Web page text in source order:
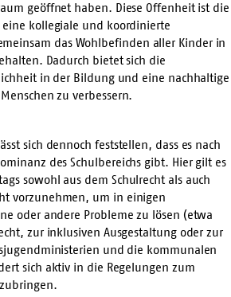
geöffnet haben. Diese Offenheit ist die
eine kollegiale und koordinierte
das Wohlbefinden aller Kinder in
Dadurch bietet sich die
in der Bildung und eine nachhaltige
zu verbessern.
sich dennoch feststellen, dass es nach
des Schulbereichs gibt. Hier gilt es
sowohl aus dem Schulrecht als auch
vorzunehmen, um in einigen
oder andere Probleme zu lösen (etwa
zur inklusiven Ausgestaltung oder zur
und die kommunalen
sich aktiv in die Regelungen zum